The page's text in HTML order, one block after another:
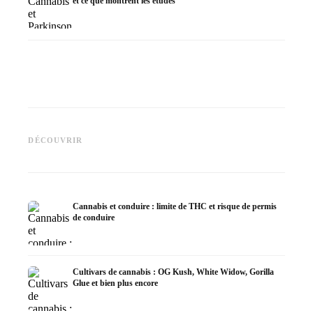
DÉCOUVRIR
automédication et ce que
montrent les études
Cannabis et conduire : limite de THC et risque de permis
de conduire
Cultivars de cannabis : OG Kush, White Widow, Gorilla
Glue et bien plus encore